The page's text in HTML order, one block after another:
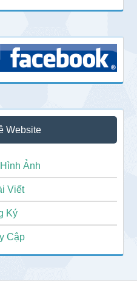
Website
Ảnh
Viết
Ký
Cập